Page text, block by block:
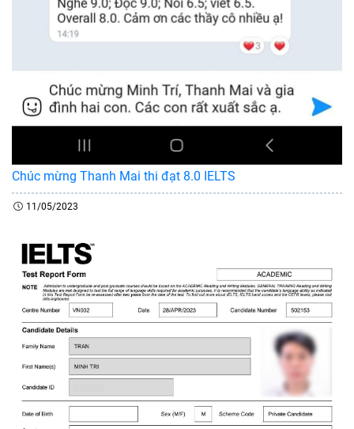
Chúc mừng Thanh Mai thi đạt 8.0 IELTS
11/05/2023